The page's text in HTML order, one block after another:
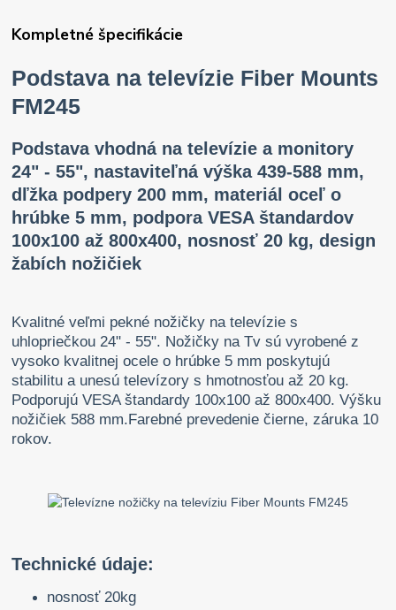
Kompletné špecifikácie
Podstava na televízie Fiber Mounts
FM245
Podstava vhodná na televízie a monitory
24" - 55", nastaviteľná výška 439-588 mm,
dľžka podpery 200 mm, materiál oceľ o
hrúbke 5 mm, podpora VESA štandardov
100x100 až 800x400, nosnosť 20 kg, design
žabích nožičiek
Kvalitné veľmi pekné nožičky na televízie s
uhlopriečkou 24" - 55". Nožičky na Tv sú vyrobené z
vysoko kvalitnej ocele o hrúbke 5 mm poskytujú
stabilitu a unesú televízory s hmotnosťou až 20 kg.
Podporujú VESA štandardy 100x100 až 800x400. Výšku
nožičiek 588 mm.Farebné prevedenie čierne, záruka 10
rokov.
Technické údaje:
nosnosť 20kg